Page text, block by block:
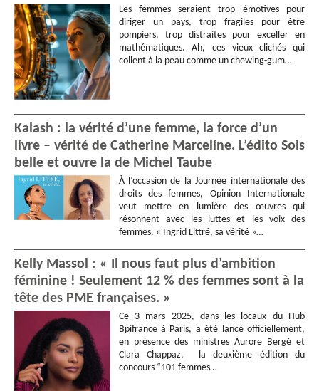
Les femmes seraient trop émotives pour
diriger un pays, trop fragiles pour être
pompiers, trop distraites pour exceller en
mathématiques. Ah, ces vieux clichés qui
collent à la peau comme un chewing-gum…
Kalash : la vérité d’une femme, la force d’un
livre – vérité de Catherine Marceline. L’édito Sois
belle et ouvre la de Michel Taube
À l’occasion de la Journée internationale des
droits des femmes, Opinion Internationale
veut mettre en lumière des œuvres qui
résonnent avec les luttes et les voix des
femmes. « Ingrid Littré, sa vérité »…
Kelly Massol : « Il nous faut plus d’ambition
féminine ! Seulement 12 % des femmes sont à la
tête des PME françaises. »
Ce 3 mars 2025, dans les locaux du Hub
Bpifrance à Paris, a été lancé officiellement,
en présence des ministres Aurore Bergé et
Clara Chappaz, la deuxième édition du
concours “101 femmes…